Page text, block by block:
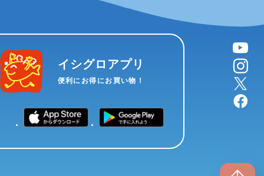
イシグロアプリ
便利にお得にお買い物！
YouTube
instagram
X
facebook